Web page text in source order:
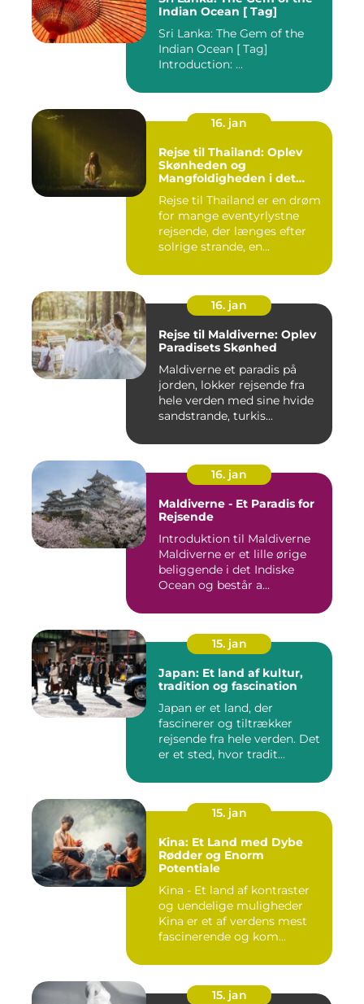
Indian Ocean [ Tag]
Sri Lanka: The Gem of the
Indian Ocean [ Tag]
Introduction: ...
16. jan
Rejse til Thailand: Oplev
Skønheden og
Mangfoldigheden i det
Rejse til Thailand er en drøm
for mange eventyrlystne
rejsende, der længes efter
solrige strande, en...
16. jan
Rejse til Maldiverne: Oplev
Paradisets Skønhed
Maldiverne et paradis på
jorden, lokker rejsende fra
hele verden med sine hvide
sandstrande, turkis...
16. jan
Maldiverne - Et Paradis for
Rejsende
Introduktion til Maldiverne
Maldiverne er et lille ørige
beliggende i det Indiske
Ocean og består a...
15. jan
Japan: Et land af kultur,
tradition og fascination
Japan er et land, der
fascinerer og tiltrækker
rejsende fra hele verden. Det
er et sted, hvor tradit...
15. jan
Kina: Et Land med Dybe
Rødder og Enorm
Potentiale
Kina - Et land af kontraster
og uendelige muligheder
Kina er et af verdens mest
fascinerende og kom...
15. jan